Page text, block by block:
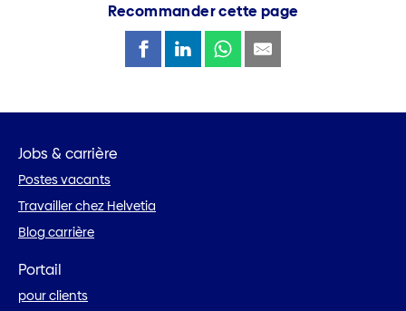
Recommander cette page
Jobs & carrière
Postes vacants
Travailler chez Helvetia
Blog carrière
Portail
pour clients